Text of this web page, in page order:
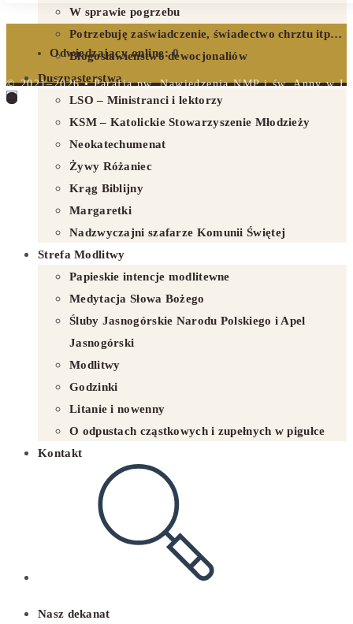
W sprawie pogrzebu
Potrzebuję zaświadczenie, świadectwo chrztu itp…
Błogosławieństwo dewocjonaliów
Duszpasterstwa
LSO – Ministranci i lektorzy
KSM – Katolickie Stowarzyszenie Młodzieży
Neokatechumenat
Żywy Różaniec
Krąg Biblijny
Margaretki
Nadzwyczajni szafarze Komunii Świętej
Strefa Modlitwy
Papieskie intencje modlitewne
Medytacja Słowa Bożego
Śluby Jasnogórskie Narodu Polskiego i Apel
Jasnogórski
Modlitwy
Godzinki
Litanie i nowenny
O odpustach cząstkowych i zupełnych w pigułce
Kontakt
Nasz dekanat
Odwiedzający online:0
© 2021–2026 • Parafia pw. Nawiedzenia NMP i św. Anny w